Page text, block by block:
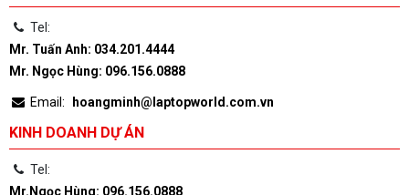
Tel:
Mr. Tuấn Anh: 034.201.4444
Mr. Ngọc Hùng: 096.156.0888
Email: hoangminh@laptopworld.com.vn
KINH DOANH DỰ ÁN
Tel:
Mr.Ngọc Hùng: 096.156.0888